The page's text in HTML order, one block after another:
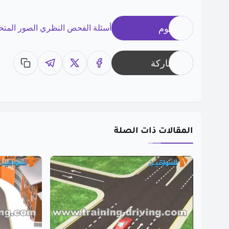
وسوم أسئلة الفحص النظري الصور
مشاركة
المقالات ذات الصلة